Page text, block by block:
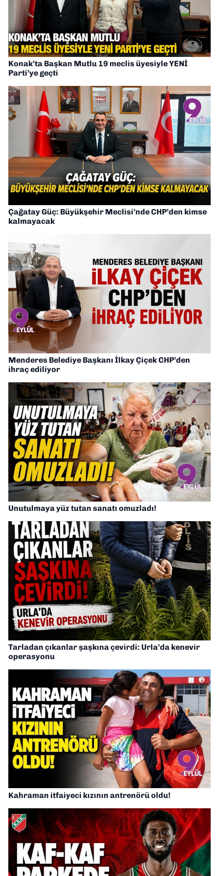
Konak’ta Başkan Mutlu 19 meclis üyesiyle YENİ
Parti’ye geçti
Çağatay Güç: Büyükşehir Meclisi’nde CHP’den kimse
kalmayacak
Menderes Belediye Başkanı İlkay Çiçek CHP’den
ihraç ediliyor
Unutulmaya yüz tutan sanatı omuzladı!
Tarladan çıkanlar şaşkına çevirdi: Urla’da kenevir
operasyonu
Kahraman itfaiyeci kızının antrenörü oldu!